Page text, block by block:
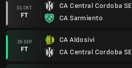
01 OKT.
FT
CA Central Cordoba SE
CA Sarmiento
26 SEP.
FT
CA Aldosivi
CA Central Cordoba SE